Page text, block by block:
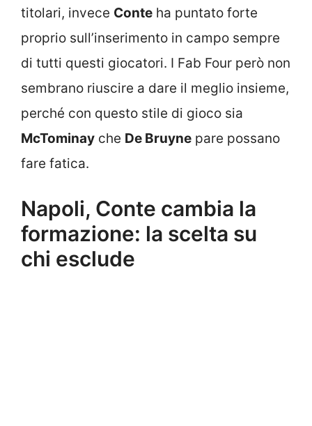
titolari, invece Conte ha puntato forte
proprio sull’inserimento in campo sempre
di tutti questi giocatori. I Fab Four però non
sembrano riuscire a dare il meglio insieme,
perché con questo stile di gioco sia
McTominay che De Bruyne pare possano
fare fatica.
Napoli, Conte cambia la
formazione: la scelta su
chi esclude